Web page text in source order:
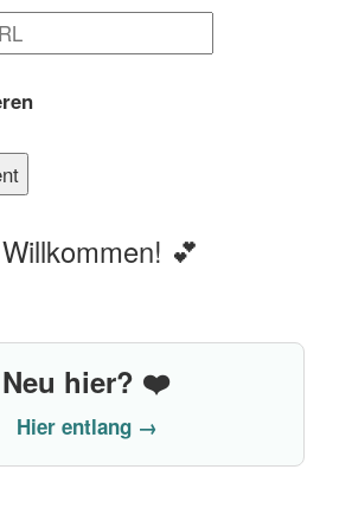
💕
Neu hier? ❤️
Hier entlang →